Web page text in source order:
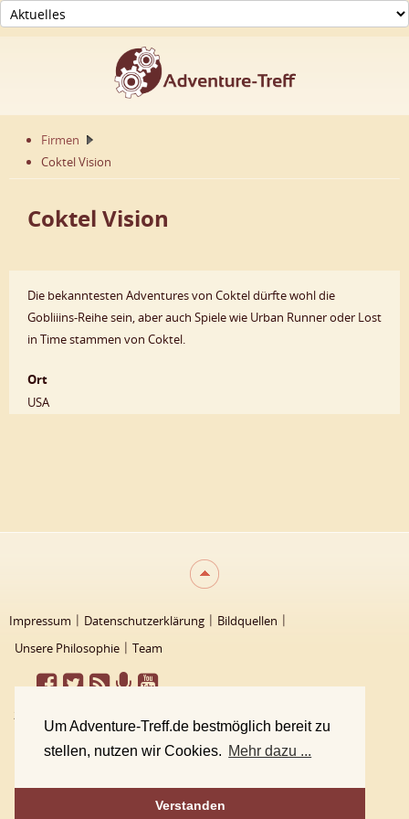
Um Adventure-Treff.de bestmöglich bereit zu
stellen, nutzen wir Cookies. Mehr dazu ...
Verstanden
Firmen
Coktel Vision
Coktel Vision
Die bekanntesten Adventures von Coktel dürfte wohl die
Gobliiins-Reihe sein, aber auch Spiele wie Urban Runner oder Lost
in Time stammen von Coktel.
Ort
USA
Impressum Datenschutzerklärung
Bildquellen
Unsere Philosophie
Team
2000 - 2026 Adventure-Treff